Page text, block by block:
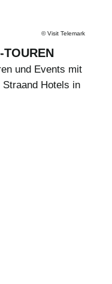
©Visit Telemark
und Events mit
Hotels in